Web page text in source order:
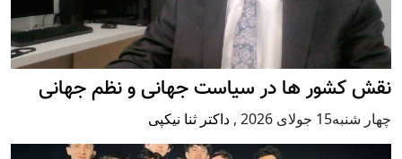
نقش کشور ها در سیاست جهانی و نظم جهانی
چهار شنبه15 جولای 2026 , داکتر ثنا نیکپی